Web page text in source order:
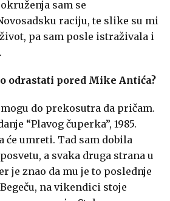
sam se
raciju, te slike su mi
pa sam posle istraživala i
odrastati pored Mike Antića?
do prekosutra da pričam.
“Plavog čuperka”, 1985.
će umreti. Tad sam dobila
a svaka druga strana u
je znao da mu je to poslednje
na vikendici stoje